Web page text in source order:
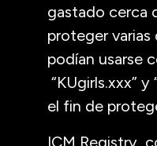
gastado cerca
proteger
podían usarse
“KUgirls.xxx”
el fin de
ICM Registry,